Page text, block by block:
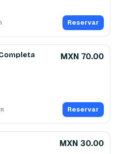
Reservar
MXN 70.00
Reservar
MXN 30.00